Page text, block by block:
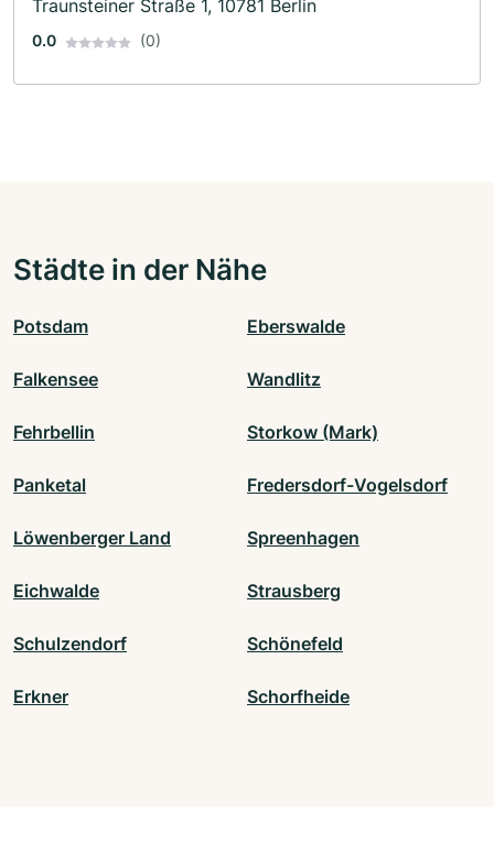
Traunsteiner Straße 1, 10781 Berlin
0.0 (0)
Städte in der Nähe
Potsdam Eberswalde
Falkensee Wandlitz
Fehrbellin Storkow (Mark)
Panketal Fredersdorf-Vogelsdorf
Löwenberger Land Spreenhagen
Eichwalde Strausberg
Schulzendorf Schönefeld
Erkner Schorfheide